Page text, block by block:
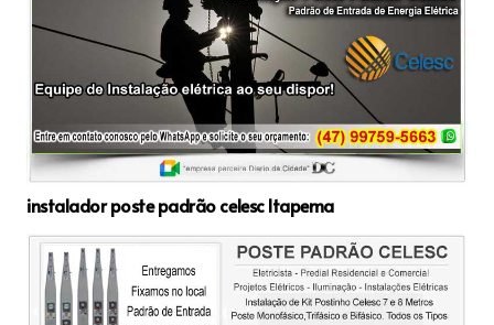
instalador poste padrão celesc Itapema